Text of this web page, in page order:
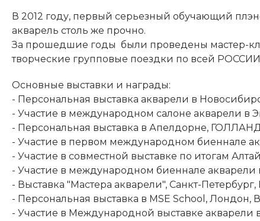
В 2012 году, первый серьезный обучающий
акварель столь же прочно.
За прошедшие годы были проведены мастер-
творческие групповые поездки по всей
Основные выставки и награды:
- Персональная выставка акварели в
- Участие в международном салоне акварели
- Персональная выставка в Апелдорне,
- Участие в первом международном биеннале
- Участие в совместной выставке по итогам
- Участие в международном биеннале
- Выставка "Мастера акварели", Санкт-
- Персональная выставка в MSE School,
- Участие в Международной выставке